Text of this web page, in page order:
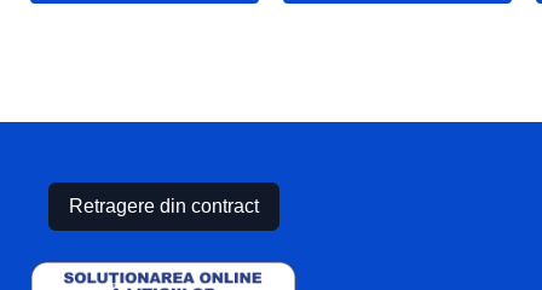
Retragere din contract